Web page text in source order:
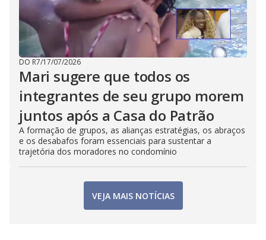
DO R7/17/07/2026
Mari sugere que todos os
integrantes de seu grupo morem
juntos após a Casa do Patrão
A formação de grupos, as alianças estratégias, os abraços
e os desabafos foram essenciais para sustentar a
trajetória dos moradores no condomínio
VEJA MAIS NOTÍCIAS